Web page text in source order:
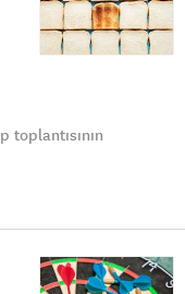
toplantısının